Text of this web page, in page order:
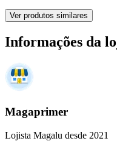
Ver produtos similares
Informações da
Magaprimer
Lojista Magalu desde 2021